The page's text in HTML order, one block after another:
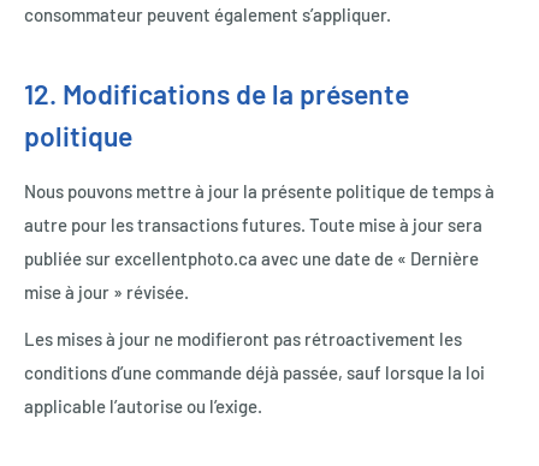
consommateur peuvent également s’appliquer.
12. Modifications de la présente
politique
Nous pouvons mettre à jour la présente politique de temps à
autre pour les transactions futures. Toute mise à jour sera
publiée sur excellentphoto.ca avec une date de « Dernière
mise à jour » révisée.
Les mises à jour ne modifieront pas rétroactivement les
conditions d’une commande déjà passée, sauf lorsque la loi
applicable l’autorise ou l’exige.